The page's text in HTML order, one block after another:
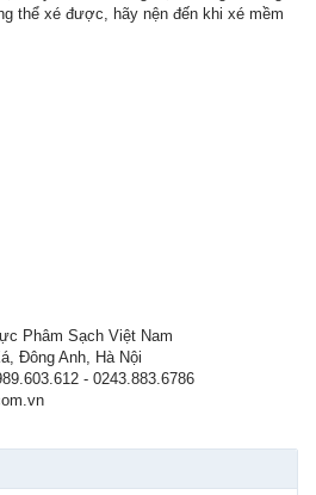
thể xé được, hãy nện đến khi xé mềm
Phâm Sạch Việt Nam
Đông Anh, Hà Nội
- 0243.883.6786